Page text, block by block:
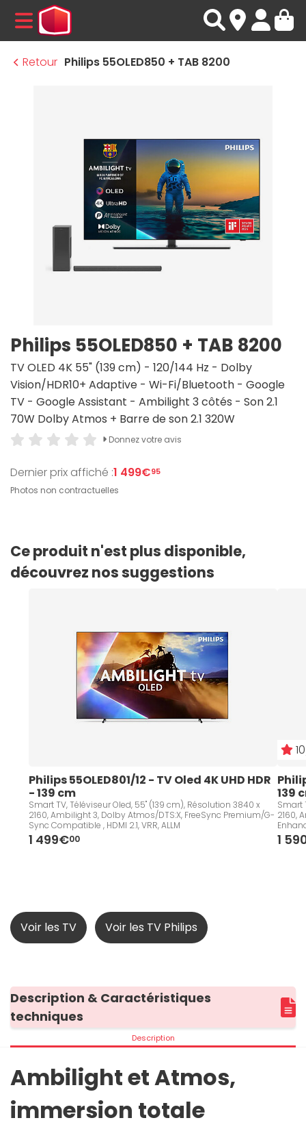
MENU
Retour Philips 55OLED850 + TAB 8200
Philips 55OLED850 + TAB 8200
TV OLED 4K 55" (139 cm) - 120/144 Hz - Dolby
Vision/HDR10+ Adaptive - Wi-Fi/Bluetooth - Google
TV - Google Assistant - Ambilight 3 côtés - Son 2.1
70W Dolby Atmos + Barre de son 2.1 320W
Donnez votre avis
Dernier prix affiché :1 499€95
Photos non contractuelles
Ce produit n'est plus disponible,
découvrez nos suggestions
Philips 55OLED801/12 - TV Oled 4K UHD HDR
- 139 cm
Smart TV, Téléviseur Oled, 55" (139 cm), Résolution 3840 x
2160, Ambilight 3, Dolby Atmos/DTS:X, FreeSync Premium/G-
Sync Compatible , HDMI 2.1, VRR, ALLM
1 499€00
139
Smart
2160,
1
Voir les TV Voir les TV Philips
Description & Caractéristiques
techniques
Description
Ambilight et Atmos,
immersion totale